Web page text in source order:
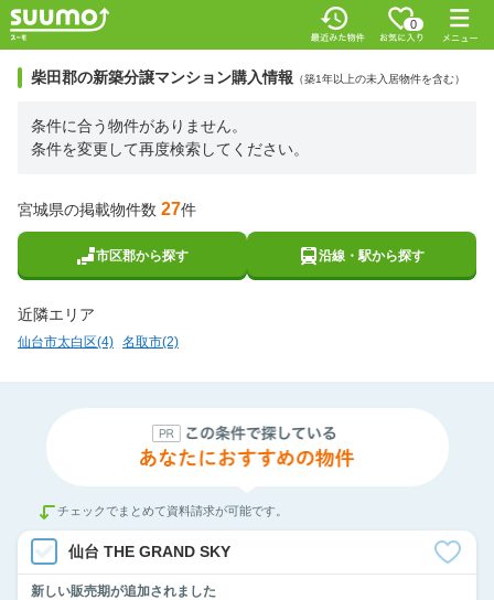
0
柴田郡の新築分譲マンション購入情報 （築1年以上の未入居物件を含む）
条件に合う物件がありません。
条件を変更して再度検索してください。
宮城県の掲載物件数 27件
市区郡から探す 沿線・駅から探す
近隣エリア
仙台市太白区(4) 名取市(2)
チェックでまとめて資料請求が可能です。
仙台 THE GRAND SKY
新しい販売期が追加されました